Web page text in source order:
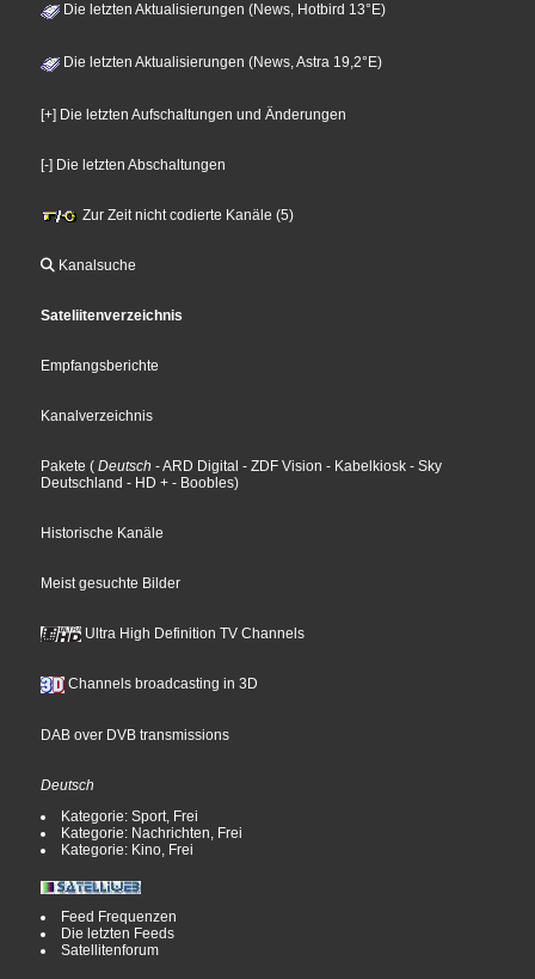
Die letzten Aktualisierungen (News, Hotbird 13°E)
Die letzten Aktualisierungen (News, Astra 19,2°E)
[+] Die letzten Aufschaltungen und Änderungen
[-] Die letzten Abschaltungen
Zur Zeit nicht codierte Kanäle (5)
Kanalsuche
Sateliitenverzeichnis
Empfangsberichte
Kanalverzeichnis
Pakete ( Deutsch - ARD Digital - ZDF Vision - Kabelkiosk - Sky
Deutschland - HD + - Boobles)
Historische Kanäle
Meist gesuchte Bilder
Ultra High Definition TV Channels
Channels broadcasting in 3D
DAB over DVB transmissions
Deutsch
Kategorie: Sport, Frei
Kategorie: Nachrichten, Frei
Kategorie: Kino, Frei
Feed Frequenzen
Die letzten Feeds
Satellitenforum